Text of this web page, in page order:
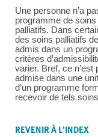
Une personne n’a
programme de
palliatifs. Dans
des soins palliatifs
admis dans un
critères
varier. Bref, ce n’est
admise dans une
d’un programme
recevoir de tels
REVENIR À L'INDEX